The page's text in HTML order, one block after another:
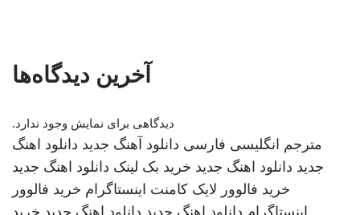
آخرین دیدگاه‌ها
دیدگاهی برای نمایش وجود ندارد.
مترجم انگلیسی فارسی دانلود آهنگ جدید دانلود اهنگ
جدید دانلود اهنگ جدید خرید بک لینک دانلود اهنگ جدید
خرید فالوور لایک کامنت اینستاگرام خرید فالوور
اینستاگرام دانلود اهنگ جدید دانلود اهنگ جدید خرید